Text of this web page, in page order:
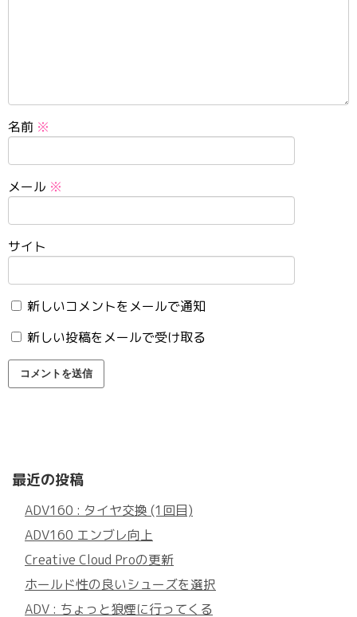
名前 ※
メール ※
サイト
新しいコメントをメールで通知
新しい投稿をメールで受け取る
最近の投稿
ADV160 : タイヤ交換 (1回目)
ADV160 エンブレ向上
Creative Cloud Proの更新
ホールド性の良いシューズを選択
ADV : ちょっと狼煙に行ってくる